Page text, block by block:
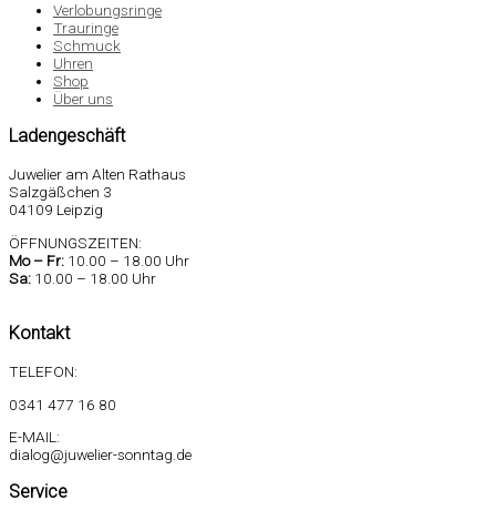
Verlobungsringe
Trauringe
Schmuck
Uhren
Shop
Über uns
Ladengeschäft
Juwelier am Alten Rathaus
Salzgäßchen 3
04109 Leipzig
ÖFFNUNGSZEITEN:
Mo – Fr: 10.00 – 18.00 Uhr
Sa: 10.00 – 18.00 Uhr
Kontakt
TELEFON:
0341 477 16 80
E-MAIL:
dialog@juwelier-sonntag.de
Service